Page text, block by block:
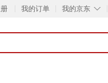
我的订单 ◇
我的京东